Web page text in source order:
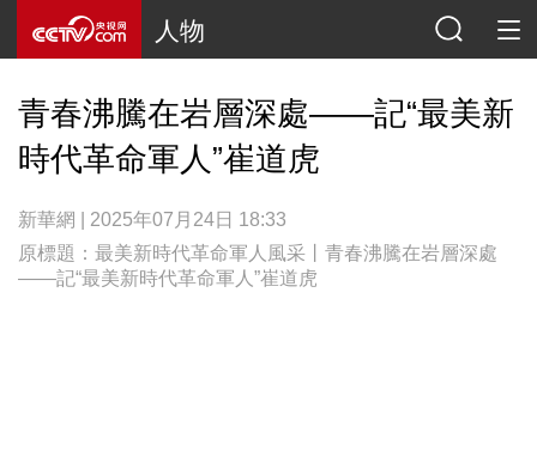
人物
青春沸騰在岩層深處——記“最美新
時代革命軍人”崔道虎
新華網 | 2025年07月24日 18:33
原標題：最美新時代革命軍人風采丨青春沸騰在岩層深處
——記“最美新時代革命軍人”崔道虎